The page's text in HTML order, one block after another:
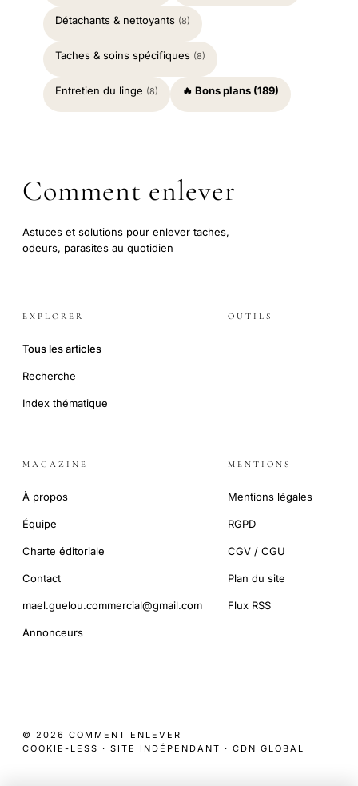
Détachants & nettoyants (8)
Taches & soins spécifiques (8)
Entretien du linge (8) 🔥 Bons plans (189)
Comment enlever
Astuces et solutions pour enlever taches,
odeurs, parasites au quotidien
EXPLORER
Tous les articles
Recherche
Index thématique
OUTILS
MAGAZINE
À propos
Équipe
Charte éditoriale
Contact
mael.guelou.commercial@gmail.com
Annonceurs
MENTIONS
Mentions légales
RGPD
CGV / CGU
Plan du site
Flux RSS
© 2026 COMMENT ENLEVER
COOKIE-LESS · SITE INDÉPENDANT · CDN GLOBAL